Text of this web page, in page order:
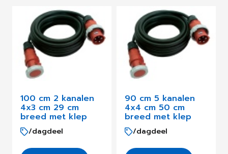
100 cm 2 kanalen
4x3 cm 29 cm
breed met klep
/dagdeel
90 cm 5 kanalen
4x4 cm 50 cm
breed met klep
/dagdeel